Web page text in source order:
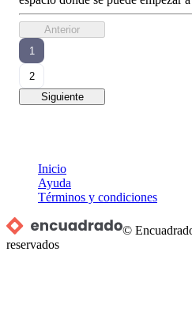
Anterior
1
2
Siguiente
Inicio
Ayuda
Términos y condiciones
©
reservados